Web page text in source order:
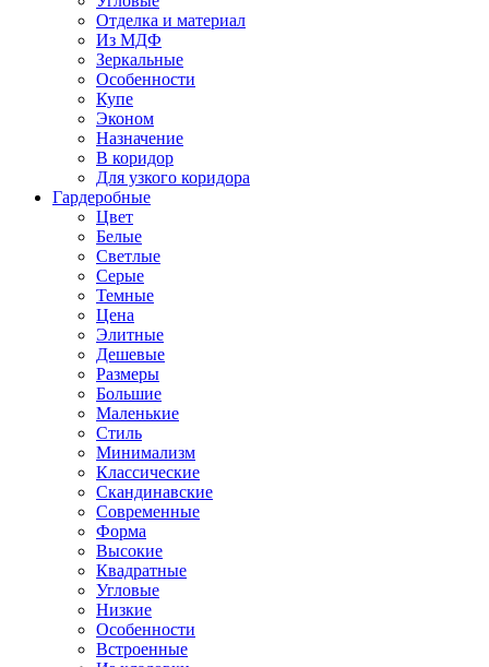
Отделка и материал
Из МДФ
Зеркальные
Особенности
Купе
Эконом
Назначение
В коридор
Для узкого коридора
Гардеробные
Цвет
Белые
Светлые
Серые
Темные
Цена
Элитные
Дешевые
Размеры
Большие
Маленькие
Стиль
Минимализм
Классические
Скандинавские
Современные
Форма
Высокие
Квадратные
Угловые
Низкие
Особенности
Встроенные